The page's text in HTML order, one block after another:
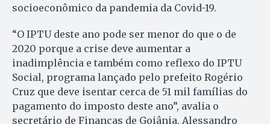
socioeconômico da pandemia da Covid-19.
“O IPTU deste ano pode ser menor do que o de
2020 porque a crise deve aumentar a
inadimplência e também como reflexo do IPTU
Social, programa lançado pelo prefeito Rogério
Cruz que deve isentar cerca de 51 mil famílias do
pagamento do imposto deste ano”, avalia o
secretário de Finanças de Goiânia, Alessandro